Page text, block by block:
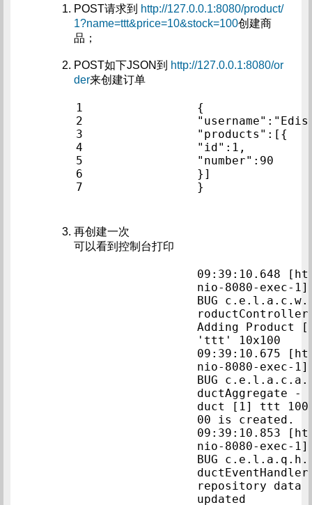
POST请求到 http://127.0.0.1:8080/product/
1?name=ttt&price=10&stock=100创建商
品；
POST如下JSON到 http://127.0.0.1:8080/or
der来创建订单
1
2
3
4
5
6
7
再创建一次
可以看到控制台打印
09:39:10.648
nio-8080-exec-1]
BUG
Adding Product
09:39:10.675
nio-8080-exec-1]
BUG
ductAggregate -
duct [1] ttt
09:39:10.853
nio-8080-exec-1]
BUG
repository data